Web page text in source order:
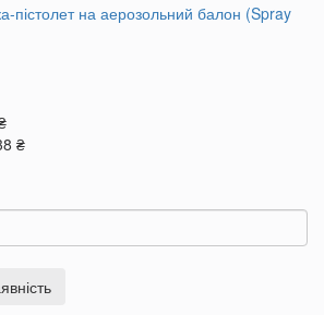
пістолет на аерозольний балон (Spray
₴